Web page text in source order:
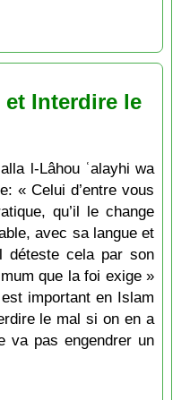
Interdire le
l-Lâhou ʿalayhi wa
« Celui d’entre vous
qu’il le change
avec sa langue et
déteste cela par son
que la foi exige »
important en Islam
le mal si on en a
va pas engendrer un